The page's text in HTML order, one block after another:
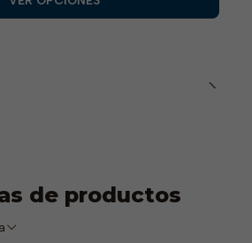
de productos